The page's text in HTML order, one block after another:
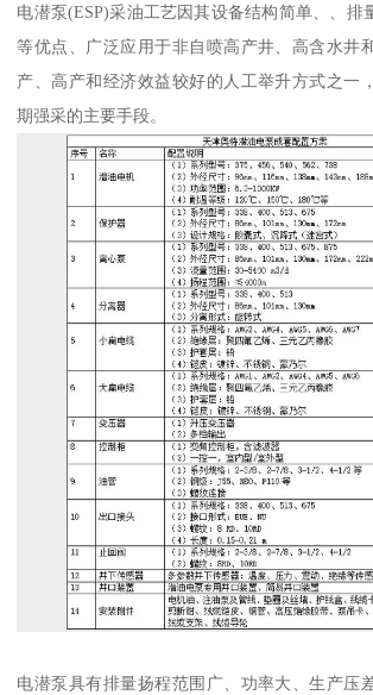
电潜泵(ESP)采油工艺因其设备结构简单、、排
等优点、广泛应用于非自喷高产井、高含水井
产、高产和经济效益较好的人工举升方式之一
期强采的主要手段。
电潜泵具有排量扬程范围广、功率大、生产压